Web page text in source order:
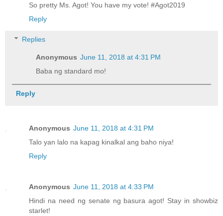
So pretty Ms. Agot! You have my vote! #Agot2019
Reply
Replies
Anonymous June 11, 2018 at 4:31 PM
Baba ng standard mo!
Reply
Anonymous June 11, 2018 at 4:31 PM
Talo yan lalo na kapag kinalkal ang baho niya!
Reply
Anonymous June 11, 2018 at 4:33 PM
Hindi na need ng senate ng basura agot! Stay in showbiz
starlet!